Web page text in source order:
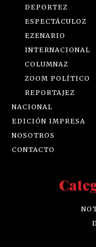
DEPORTEZ
ESPECTÁCULOZ
EZENARIO
INTERNACIONAL
COLUMNAZ
ZOOM POLÍTICO
REPORTAJEZ
NACIONAL
EDICIÓN IMPRESA
NOSOTROS
CONTACTO